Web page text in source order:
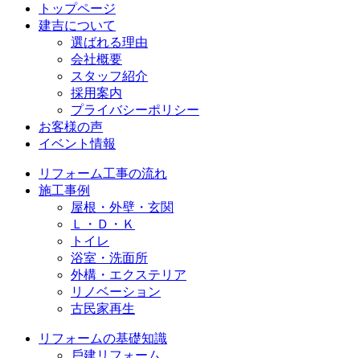
トップページ
建吉について
選ばれる理由
会社概要
スタッフ紹介
採⽤案内
プライバシーポリシー
お客様の声
イベント情報
リフォーム⼯事の流れ
施⼯事例
屋根・外壁・玄関
Ｌ・Ｄ・Ｋ
トイレ
浴室・洗⾯所
外構・エクステリア
リノベーション
古民家再生
リフォームの基礎知識
⼾建リフォーム